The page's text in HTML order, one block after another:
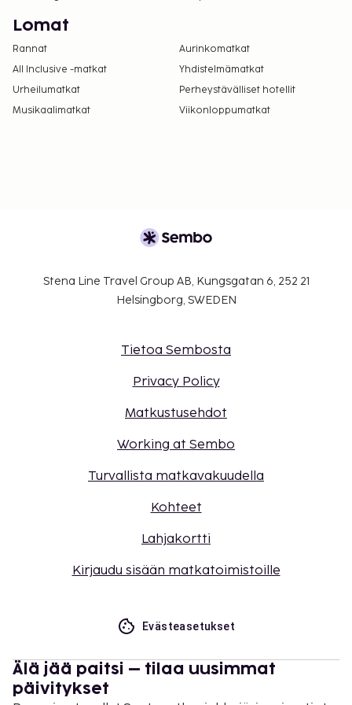
Lomat
Rannat
Aurinkomatkat
All Inclusive -matkat
Yhdistelmämatkat
Urheilumatkat
Perheystävälliset hotellit
Musikaalimatkat
Viikonloppumatkat
Stena Line Travel Group AB, Kungsgatan 6, 252 21
Helsingborg, SWEDEN
Tietoa Sembosta
Privacy Policy
Matkustusehdot
Working at Sembo
Turvallista matkavakuudella
Kohteet
Lahjakortti
Kirjaudu sisään matkatoimistoille
Evästeasetukset
Älä jää paitsi – tilaa uusimmat
päivitykset